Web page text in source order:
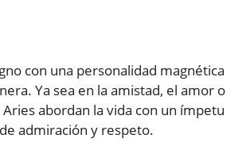
con una personalidad magnética
Ya sea en la amistad, el amor o
abordan la vida con un ímpetu
admiración y respeto.